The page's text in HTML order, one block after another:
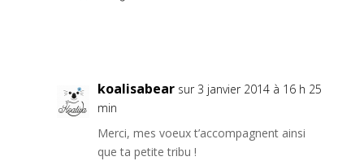
koalisabear sur 3 janvier 2014 à 16 h 25
min
Merci, mes voeux t’accompagnent ainsi
que ta petite tribu !